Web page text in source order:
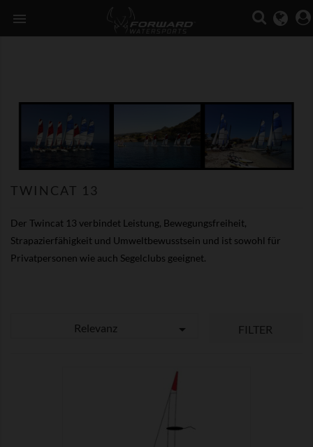

TWINCAT 13
Der Twincat 13 verbindet Leistung, Bewegungsfreiheit,
Strapazierfähigkeit und Umweltbewusstsein und ist sowohl für
Privatpersonen wie auch Segelclubs geeignet.
Relevanz  FILTER